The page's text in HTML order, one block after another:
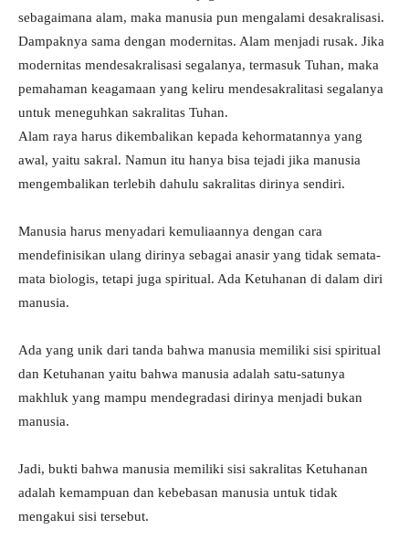
sebagaimana alam, maka manusia pun mengalami desakralisasi.
Dampaknya sama dengan modernitas. Alam menjadi rusak. Jika
modernitas mendesakralisasi segalanya, termasuk Tuhan, maka
pemahaman keagamaan yang keliru mendesakralitasi segalanya
untuk meneguhkan sakralitas Tuhan.
Alam raya harus dikembalikan kepada kehormatannya yang
awal, yaitu sakral. Namun itu hanya bisa tejadi jika manusia
mengembalikan terlebih dahulu sakralitas dirinya sendiri.
Manusia harus menyadari kemuliaannya dengan cara
mendefinisikan ulang dirinya sebagai anasir yang tidak semata-
mata biologis, tetapi juga spiritual. Ada Ketuhanan di dalam diri
manusia.
Ada yang unik dari tanda bahwa manusia memiliki sisi spiritual
dan Ketuhanan yaitu bahwa manusia adalah satu-satunya
makhluk yang mampu mendegradasi dirinya menjadi bukan
manusia.
Jadi, bukti bahwa manusia memiliki sisi sakralitas Ketuhanan
adalah kemampuan dan kebebasan manusia untuk tidak
mengakui sisi tersebut.